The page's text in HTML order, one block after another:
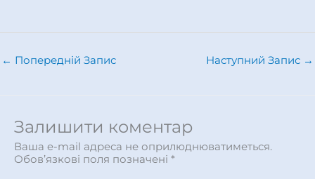
← Попередній Запис Наступний Запис →
Залишити коментар
Ваша e-mail адреса не оприлюднюватиметься.
Обов’язкові поля позначені *